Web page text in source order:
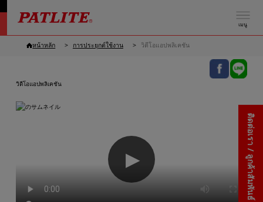
เมนู
ติดต่อเรา / ลูกค้าสัมพันธ์
หน้าหลัก การประยุกต์ใช้งาน วิดีโอแอปพลิเคชัน
วิดีโอแอปพลิเคชัน
▶